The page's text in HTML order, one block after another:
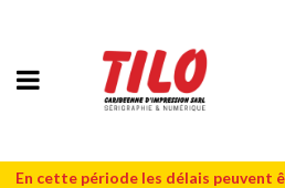
En cette période les délais peuvent